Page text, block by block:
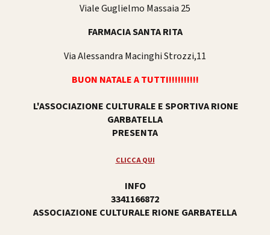
Viale Guglielmo Massaia 25
FARMACIA SANTA RITA
Via Alessandra Macinghi Strozzi,11
BUON NATALE A TUTTI!!!!!!!!!!
L'ASSOCIAZIONE CULTURALE E SPORTIVA RIONE
GARBATELLA
PRESENTA
CLICCA QUI
INFO
3341166872
ASSOCIAZIONE CULTURALE RIONE GARBATELLA